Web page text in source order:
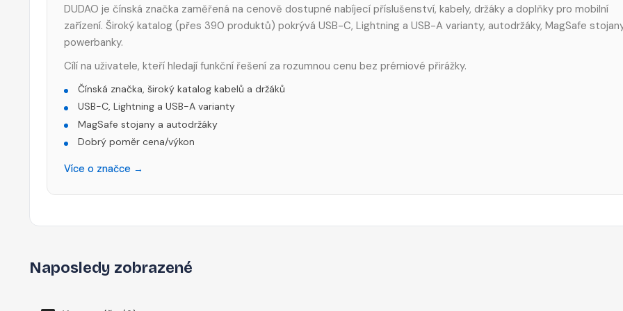
DUDAO je čínská značka zaměřená na cenově dostupné nabíjecí příslušenství, kabely, držáky a doplňky pro mobilní
zařízení. Široký katalog (přes 390 produktů) pokrývá USB-C, Lightning a USB-A varianty, autodržáky, MagSafe
powerbanky.
Cílí na uživatele, kteří hledají funkční řešení za rozumnou cenu bez prémiové přirážky.
Čínská značka, široký katalog kabelů a držáků
USB-C, Lightning a USB-A varianty
MagSafe stojany a autodržáky
Dobrý poměr cena/výkon
Více o značce →
Naposledy zobrazené